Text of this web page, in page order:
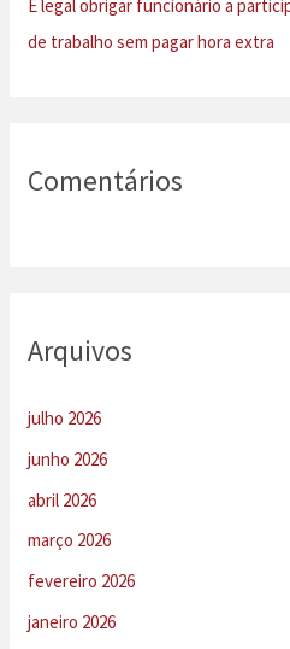
r
:
É legal obrigar funcionário a
de trabalho sem pagar hora extra
Comentários
Arquivos
julho 2026
junho 2026
abril 2026
março 2026
fevereiro 2026
janeiro 2026